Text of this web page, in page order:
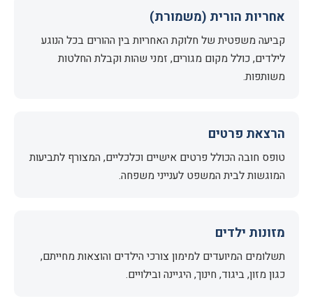
אחריות הורית (משמורת)
קביעה משפטית של חלוקת האחריות בין ההורים בכל הנוגע
לילדים, כולל מקום מגורים, זמני שהות וקבלת החלטות
משותפות.
הרצאת פרטים
טופס חובה הכולל פרטים אישיים וכלכליים, המצורף לתביעות
המוגשות לבית המשפט לענייני משפחה.
מזונות ילדים
תשלומים המיועדים למימון צורכי הילדים והוצאות מחייתם,
כגון מזון, ביגוד, חינוך, היגיינה ובילויים.